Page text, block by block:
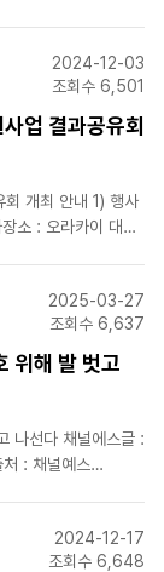
2024-12-03
조회수 6,501
업 결과공유회
개최 안내 1) 행사
소 : 오라카이 대학
2025-03-27
조회수 6,637
위해 발 벗고
나선다 채널에스글 :
: 채널예스
2024-12-17
조회수 6,648